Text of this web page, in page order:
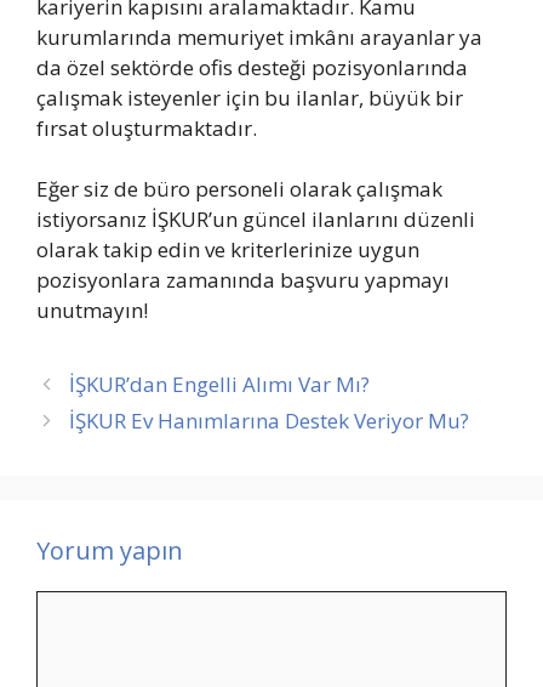
kariyerin kapısını aralamaktadır. Kamu
kurumlarında memuriyet imkânı arayanlar ya
da özel sektörde ofis desteği pozisyonlarında
çalışmak isteyenler için bu ilanlar, büyük bir
fırsat oluşturmaktadır.
Eğer siz de büro personeli olarak çalışmak
istiyorsanız İŞKUR’un güncel ilanlarını düzenli
olarak takip edin ve kriterlerinize uygun
pozisyonlara zamanında başvuru yapmayı
unutmayın!
İŞKUR’dan Engelli Alımı Var Mı?
İŞKUR Ev Hanımlarına Destek Veriyor Mu?
Yorum yapın